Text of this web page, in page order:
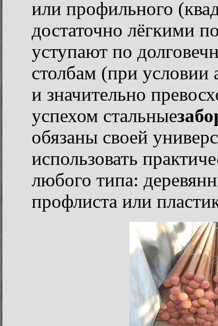
или профильного
достаточно лёгкими
уступают по
столбам (при условии
и значительно
успехом стальные
обязаны своей
использовать
любого типа:
профлиста или